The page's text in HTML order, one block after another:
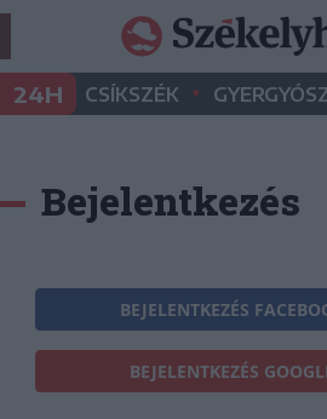
24H CSÍKSZÉK •
Bejelentkezés
BEJELENTKEZÉS
BEJELENTKEZÉS